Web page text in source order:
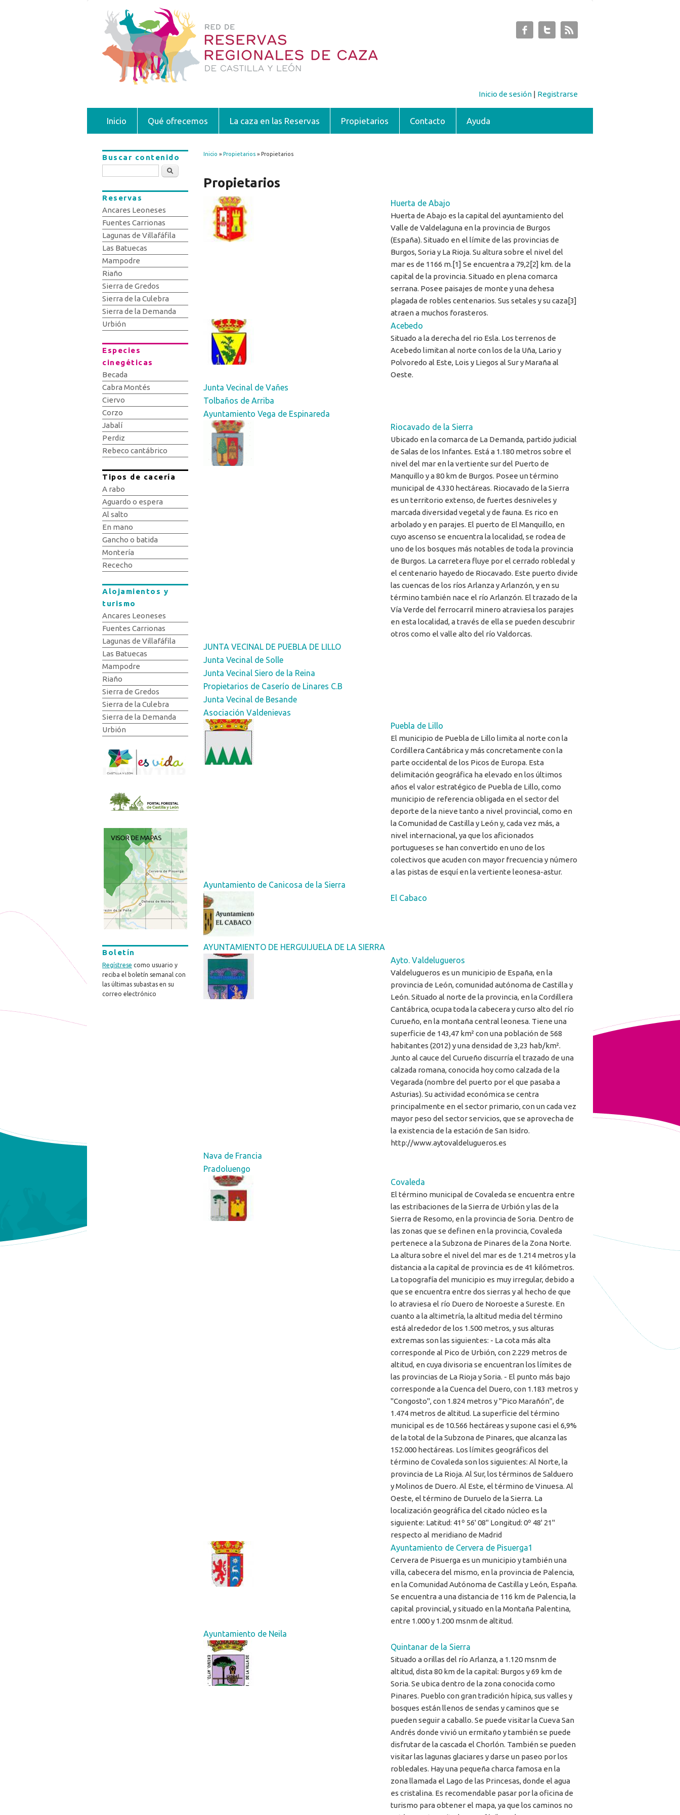
Inicio de sesión | Registrarse
Inicio Qué ofrecemos La caza en las Reservas Propietarios Contacto Ayuda
Se encuentra usted aquí
Inicio » Propietarios » Propietarios
Propietarios
Huerta de Abajo
Huerta de Abajo es la capital del ayuntamiento del
Valle de Valdelaguna en la provincia de Burgos
(España). Situado en el límite de las provincias de
Burgos, Soria y La Rioja. Su altura sobre el nivel del
mar es de 1166 m.[1] Se encuentra a 79,2[2] km. de la
capital de la provincia. Situado en plena comarca
serrana. Posee paisajes de monte y una dehesa
plagada de robles centenarios. Sus setales y su caza[3]
atraen a muchos forasteros.
Acebedo
Situado a la derecha del rio Esla. Los terrenos de
Acebedo limitan al norte con los de la Uña, Lario y
Polvoredo al Este, Lois y Liegos al Sur y Maraña al
Oeste.
Junta Vecinal de Vañes
Tolbaños de Arriba
Ayuntamiento Vega de Espinareda
Riocavado de la Sierra
Ubicado en la comarca de La Demanda, partido judicial
de Salas de los Infantes. Está a 1.180 metros sobre el
nivel del mar en la vertiente sur del Puerto de
Manquillo y a 80 km de Burgos. Posee un término
municipal de 4.330 hectáreas. Riocavado de la Sierra
es un territorio extenso, de fuertes desniveles y
marcada diversidad vegetal y de fauna. Es rico en
arbolado y en parajes. El puerto de El Manquillo, en
cuyo ascenso se encuentra la localidad, se rodea de
uno de los bosques más notables de toda la provincia
de Burgos. La carretera fluye por el cerrado robledal y
el centenario hayedo de Riocavado. Este puerto divide
las cuencas de los ríos Arlanza y Arlanzón, y en su
término también nace el río Arlanzón. El trazado de la
Vía Verde del ferrocarril minero atraviesa los parajes
en esta localidad, a través de ella se pueden descubrir
otros como el valle alto del río Valdorcas.
JUNTA VECINAL DE PUEBLA DE LILLO
Junta Vecinal de Solle
Junta Vecinal Siero de la Reina
Propietarios de Caserío de Linares C.B
Junta Vecinal de Besande
Asociación Valdenievas
Puebla de Lillo
El municipio de Puebla de Lillo limita al norte con la
Cordillera Cantábrica y más concretamente con la
parte occidental de los Picos de Europa. Esta
delimitación geográfica ha elevado en los últimos
años el valor estratégico de Puebla de Lillo, como
municipio de referencia obligada en el sector del
deporte de la nieve tanto a nivel provincial, como en
la Comunidad de Castilla y León y, cada vez más, a
nivel internacional, ya que los aficionados
portugueses se han convertido en uno de los
colectivos que acuden con mayor frecuencia y número
a las pistas de esquí en la vertiente leonesa-astur.
Ayuntamiento de Canicosa de la Sierra
El Cabaco
AYUNTAMIENTO DE HERGUIJUELA DE LA SIERRA
Ayto. Valdelugueros
Valdelugueros es un municipio de España, en la
provincia de León, comunidad autónoma de Castilla y
León. Situado al norte de la provincia, en la Cordillera
Cantábrica, ocupa toda la cabecera y curso alto del río
Curueño, en la montaña central leonesa. Tiene una
superficie de 143,47 km² con una población de 568
habitantes (2012) y una densidad de 3,23 hab/km².
Junto al cauce del Curueño discurría el trazado de una
calzada romana, conocida hoy como calzada de la
Vegarada (nombre del puerto por el que pasaba a
Asturias). Su actividad económica se centra
principalmente en el sector primario, con un cada vez
mayor peso del sector servicios, que se aprovecha de
la existencia de la estación de San Isidro.
http://www.aytovaldelugueros.es
Nava de Francia
Pradoluengo
Covaleda
El término municipal de Covaleda se encuentra entre
las estribaciones de la Sierra de Urbión y las de la
Sierra de Resomo, en la provincia de Soria. Dentro de
las zonas que se definen en la provincia, Covaleda
pertenece a la Subzona de Pinares de la Zona Norte.
La altura sobre el nivel del mar es de 1.214 metros y la
distancia a la capital de provincia es de 41 kilómetros.
La topografía del municipio es muy irregular, debido a
que se encuentra entre dos sierras y al hecho de que
lo atraviesa el río Duero de Noroeste a Sureste. En
cuanto a la altimetría, la altitud media del término
está alrededor de los 1.500 metros, y sus alturas
extremas son las siguientes: - La cota más alta
corresponde al Pico de Urbión, con 2.229 metros de
altitud, en cuya divisoria se encuentran los límites de
las provincias de La Rioja y Soria. - El punto más bajo
corresponde a la Cuenca del Duero, con 1.183 metros y
"Congosto", con 1.824 metros y "Pico Marañón", de
1.474 metros de altitud. La superficie del término
municipal es de 10.566 hectáreas y supone casi el 6,9%
de la total de la Subzona de Pinares, que alcanza las
152.000 hectáreas. Los límites geográficos del
término de Covaleda son los siguientes: Al Norte, la
provincia de La Rioja. Al Sur, los términos de Salduero
y Molinos de Duero. Al Este, el término de Vinuesa. Al
Oeste, el término de Duruelo de la Sierra. La
localización geográfica del citado núcleo es la
siguiente: Latitud: 41º 56' 08'' Longitud: 0º 48' 21''
respecto al meridiano de Madrid
Ayuntamiento de Cervera de Pisuerga1
Cervera de Pisuerga es un municipio y también una
villa, cabecera del mismo, en la provincia de Palencia,
en la Comunidad Autónoma de Castilla y León, España.
Se encuentra a una distancia de 116 km de Palencia, la
capital provincial, y situado en la Montaña Palentina,
entre 1.000 y 1.200 msnm de altitud.
Ayuntamiento de Neila
Quintanar de la Sierra
Situado a orillas del río Arlanza, a 1.120 msnm de
altitud, dista 80 km de la capital: Burgos y 69 km de
Soria. Se ubica dentro de la zona conocida como
Pinares. Pueblo con gran tradición hípica, sus valles y
bosques están llenos de sendas y caminos que se
pueden seguir a caballo. Se puede visitar la Cueva San
Andrés donde vivió un ermitaño y también se puede
disfrutar de la cascada el Chorlón. También se pueden
visitar las lagunas glaciares y darse un paseo por los
robledales. Hay una pequeña charca famosa en la
zona llamada el Lago de las Princesas, donde el agua
es cristalina. Es recomendable pasar por la oficina de
turismo para obtener el mapa, ya que los caminos no
Buscar contenido
Buscar
Reservas
Ancares Leoneses
Fuentes Carrionas
Lagunas de Villafáfila
Las Batuecas
Mampodre
Riaño
Sierra de Gredos
Sierra de la Culebra
Sierra de la Demanda
Urbión
Especies
cinegéticas
Becada
Cabra Montés
Ciervo
Corzo
Jabalí
Perdiz
Rebeco cantábrico
Tipos de cacería
A rabo
Aguardo o espera
Al salto
En mano
Gancho o batida
Montería
Rececho
Alojamientos y
turismo
Ancares Leoneses
Fuentes Carrionas
Lagunas de Villafáfila
Las Batuecas
Mampodre
Riaño
Sierra de Gredos
Sierra de la Culebra
Sierra de la Demanda
Urbión
Boletín
Regístrese como usuario y
reciba el boletín semanal con
las últimas subastas en su
correo electrónico